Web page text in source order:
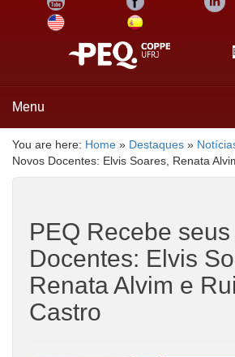
SITE INGLÊS
LINK SITE
Menu
You are here: Home » Destaques »
Novos Docentes: Elvis Soares, Renata
PEQ Recebe
Docentes: Elvis
Renata Alvim e
Castro